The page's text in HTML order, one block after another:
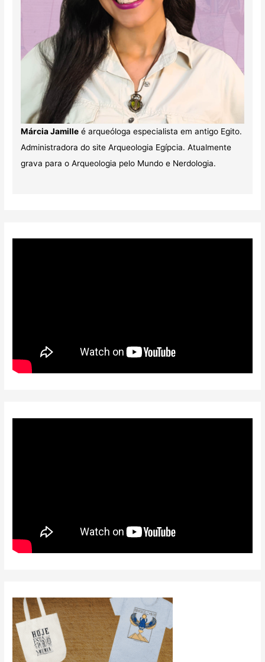
Márcia Jamilleé arqueóloga especialista em antigo Egito.
Administradora do site Arqueologia Egípcia. Atualmente
grava para o Arqueologia pelo Mundo e Nerdologia.